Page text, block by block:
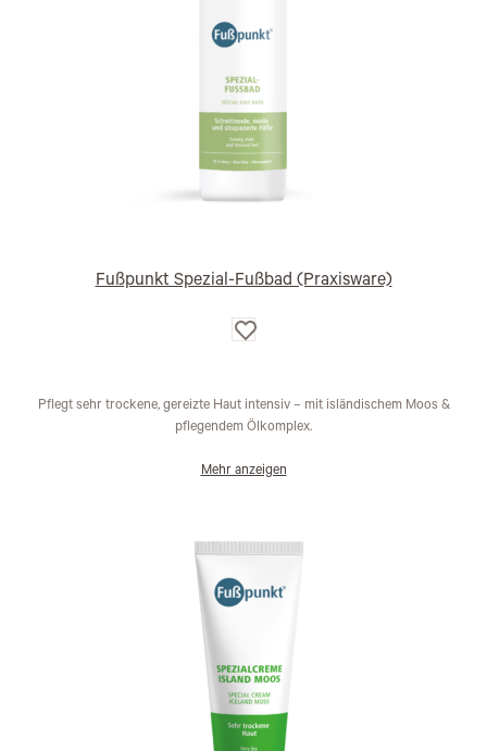
Fußpunkt Spezial-Fußbad (Praxisware)
Auf
die
Pflegt sehr trockene, gereizte Haut intensiv – mit isländischem Moos &
pflegendem Ölkomplex.
Mehr anzeigen